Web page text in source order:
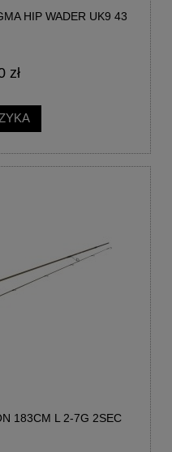
HIP WADER UK9 43
zł
183CM L 2-7G 2SEC